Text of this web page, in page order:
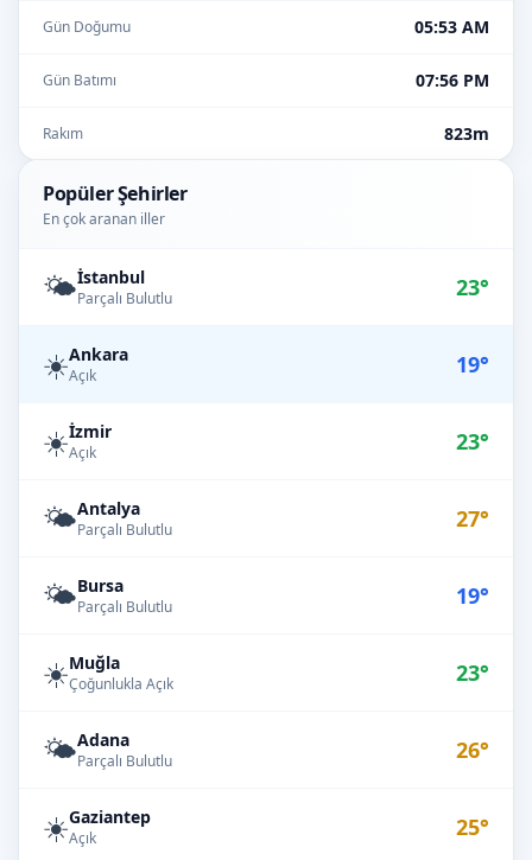
Gün Doğumu 05:53 AM
Gün Batımı 07:56 PM
Rakım 823m
Popüler Şehirler
En çok aranan iller
🌤️İstanbul
Parçalı Bulutlu 23°
☀️Ankara
Açık 19°
☀️İzmir
Açık 23°
🌤️Antalya
Parçalı Bulutlu 27°
🌤️Bursa
Parçalı Bulutlu 19°
☀️Muğla
Çoğunlukla Açık 23°
🌤️Adana
Parçalı Bulutlu 26°
☀️Gaziantep
Açık 25°